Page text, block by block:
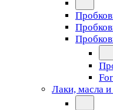
Лаки, масла и